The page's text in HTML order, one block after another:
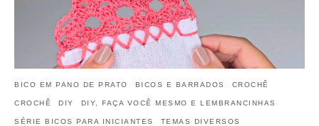
BICO EM PANO DE PRATO BICOS E BARRADOS CROCHÊ
CROCHÊ DIY DIY, FAÇA VOCÊ MESMO E LEMBRANCINHAS
SÉRIE BICOS PARA INICIANTES TEMAS DIVERSOS